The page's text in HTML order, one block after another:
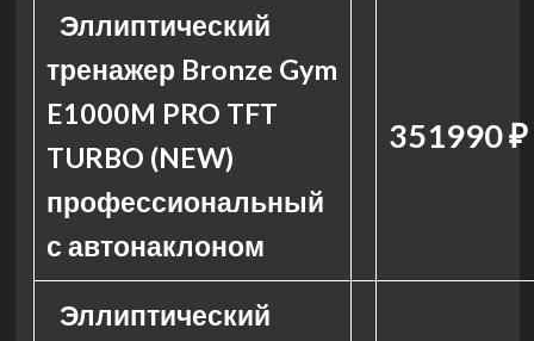
Эллиптический
тренажер Bronze Gym
E1000M PRO TFT
TURBO (NEW)
профессиональный
с автонаклоном
351990 ₽
Эллиптический